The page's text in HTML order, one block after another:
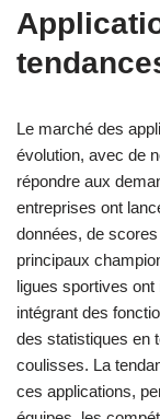
Le marché des
évolution, avec de
répondre aux
entreprises ont
données, de
principaux
ligues sportives
intégrant des
des statistiques en
coulisses. La
ces applications,